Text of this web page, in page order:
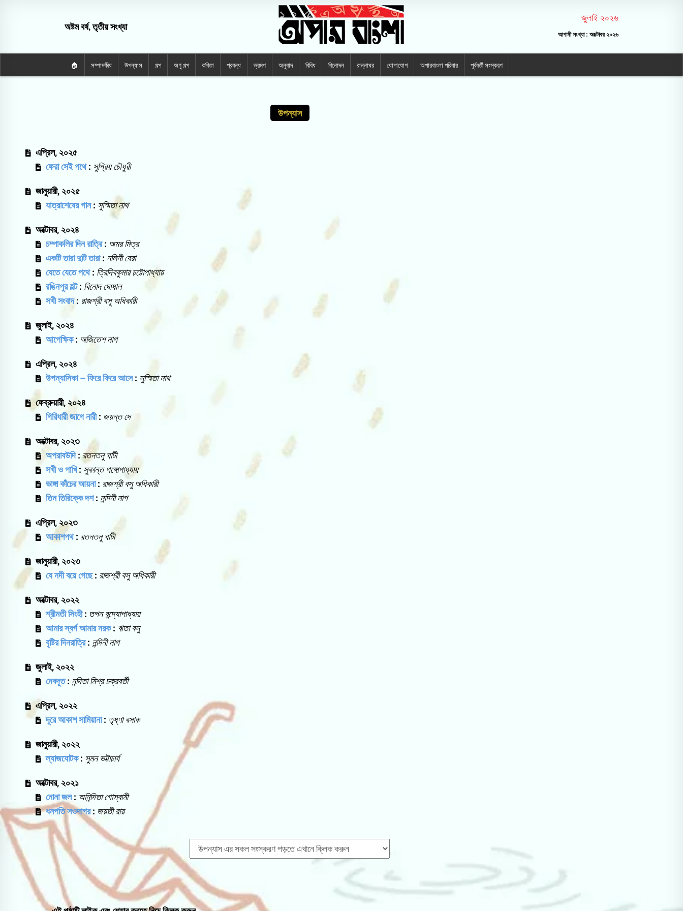
অষ্টম বর্ষ, তৃতীয় সংখ্যা
জুলাই ২০২৬
আগামী সংখ্যা : অক্টোবর ২০২৬
🏠 সম্পাদকীয় উপন্যাস গল্প অণু গল্প কবিতা প্রবন্ধ ভ্রমণ অনুবাদ বিবিধ বিনোদন রান্নাঘর যোগাযোগ অপারবাংলা পরিবার পূর্ববর্তী সংস্করণ
উপন্যাস
এপ্রিল, ২০২৫
ফেরা সেই পথে: সুপ্রিয় চৌধুরী
জানুয়ারী, ২০২৫
যাত্রাশেষের গান: সুস্মিতা নাথ
অক্টোবর, ২০২৪
চম্পাকলির দিন রাত্রি: অমর মিত্র
একটি তারা দুটি তারা: নলিনী বেরা
যেতে যেতে পথে: ত্রিদিবকুমার চট্টোপাধ্যায়
রঙিনপুর হল্ট: বিনোদ ঘোষাল
সখী সংবাদ: রাজশ্রী বসু অধিকারী
জুলাই, ২০২৪
আপেক্ষিক: অজিতেশ নাগ
এপ্রিল, ২০২৪
উপন্যাসিকা – ফিরে ফিরে আসে: সুস্মিতা নাথ
ফেব্রুয়ারী, ২০২৪
গিরিধারী জাগে নারী: জয়ন্ত দে
অক্টোবর, ২০২৩
অপরাবউদি:রতনতনু ঘাটী
সখী ও পাখি: সুকান্ত গঙ্গোপাধ্যায়
ভাঙ্গা কাঁচের আয়না: রাজশ্রী বসু অধিকারী
তিন তিরিক্কে দশ: নন্দিনী নাগ
এপ্রিল, ২০২৩
আকাশপথ: রতনতনু ঘাটী
জানুয়ারী, ২০২৩
যে নদী বয়ে গেছে: রাজশ্রী বসু অধিকারী
অক্টোবর, ২০২২
শ্রীমতী সিংহী: তপন বন্দ্যোপাধ্যায়
আমার স্বর্গ আমার নরক: ঋতা বসু
বৃষ্টির দিনরাত্রি: নন্দিনী নাগ
জুলাই, ২০২২
দেবদূত: নন্দিতা মিশ্র চক্রবর্তী
এপ্রিল, ২০২২
দূরে আকাশ সামিয়ানা: তৃষ্ণা বসাক
জানুয়ারী, ২০২২
ল্যাজযোটক: সুমন ভট্টাচার্য
অক্টোবর, ২০২১
নোনা জল: অনিন্দিতা গোস্বামী
ধনপতি সওদাগর: জয়তী রায়